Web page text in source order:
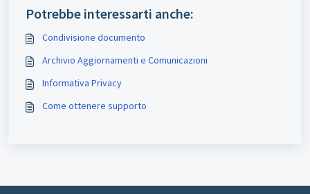
Potrebbe interessarti anche:
Condivisione documento
Archivio Aggiornamenti e Comunicazioni
Informativa Privacy
Come ottenere supporto